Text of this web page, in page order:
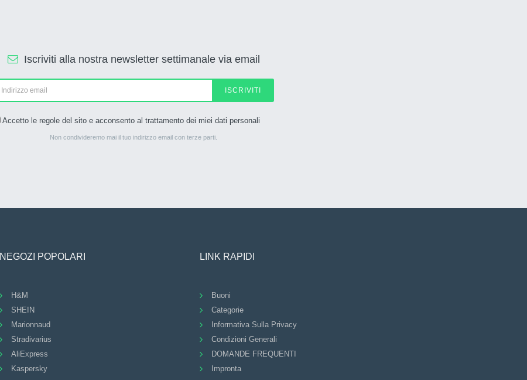
Iscriviti alla nostra newsletter settimanale via email
ISCRIVITI
Accetto le regole del sito e acconsento al trattamento dei miei dati personali
Non condivideremo mai il tuo indirizzo email con terze parti.
NEGOZI POPOLARI
H&M
SHEIN
Marionnaud
Stradivarius
AliExpress
Kaspersky
LINK RAPIDI
Buoni
Categorie
Informativa Sulla Privacy
Condizioni Generali
DOMANDE FREQUENTI
Impronta